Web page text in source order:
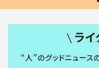
ライ
“人”のグッドニュース